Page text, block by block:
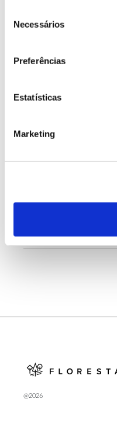
Necessários
Preferências
Estatísticas
Marketing
conhecer para
Registar galhas de
Natureza e florestas
@2026